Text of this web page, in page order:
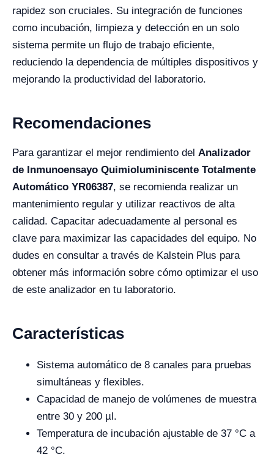
rapidez son cruciales. Su integración de funciones
como incubación, limpieza y detección en un solo
sistema permite un flujo de trabajo eficiente,
reduciendo la dependencia de múltiples dispositivos y
mejorando la productividad del laboratorio.
Recomendaciones
Para garantizar el mejor rendimiento del Analizador
de Inmunoensayo Quimioluminiscente Totalmente
Automático YR06387, se recomienda realizar un
mantenimiento regular y utilizar reactivos de alta
calidad. Capacitar adecuadamente al personal es
clave para maximizar las capacidades del equipo. No
dudes en consultar a través de Kalstein Plus para
obtener más información sobre cómo optimizar el uso
de este analizador en tu laboratorio.
Características
Sistema automático de 8 canales para pruebas
simultáneas y flexibles.
Capacidad de manejo de volúmenes de muestra
entre 30 y 200 µl.
Temperatura de incubación ajustable de 37 °C a
42 °C.